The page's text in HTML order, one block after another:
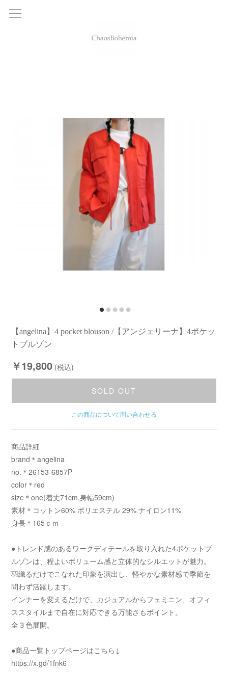
【angelina】4 pocket blouson /【アンジェリーナ】4ポケッ
トブルゾン
￥19,800 (税込)
SOLD OUT
この商品について問い合わせる
商品詳細
brand＊angelina
no.＊26153-6857P
color＊red
size＊one(着丈71cm,身幅59cm)
素材＊コットン60% ポリエステル 29% ナイロン11%
身長＊165ｃｍ
●トレンド感のあるワークディテールを取り入れた4ポケットブ
ルゾンは、程よいボリューム感と立体的なシルエットが魅力。
羽織るだけでこなれた印象を演出し、軽やかな素材感で季節を
問わず活躍します。
インナーを変えるだけで、カジュアルからフェミニン、オフィ
ススタイルまで自在に対応できる万能さもポイント。
全３色展開。
●商品一覧トップページはこちら↓
https://x.gd/1fnk6